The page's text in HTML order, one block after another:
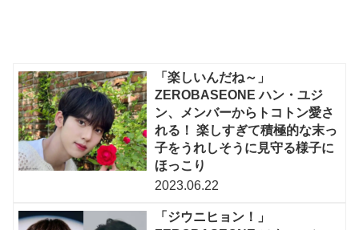
「楽しいんだね～」
ZEROBASEONE ハン・ユジ
ン、メンバーからトコトン愛さ
れる！ 楽しすぎて積極的な末っ
子をうれしそうに見守る様子に
ほっこり
2023.06.22
「ジウニヒョン！」